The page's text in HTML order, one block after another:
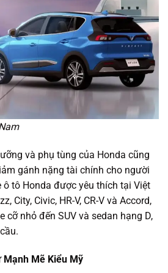
và phụ tùng của Honda cũng
gánh nặng tài chính cho người
ô tô Honda được yêu thích tại Việt
City, Civic, HR-V, CR-V và Accord,
cỡ nhỏ đến SUV và sedan hạng D,
Mạnh Mẽ Kiểu Mỹ